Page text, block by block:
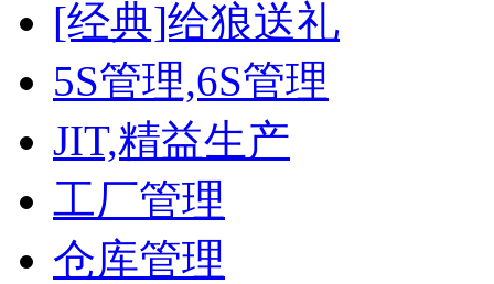
[经典]给狼送礼
5S管理,6S管理
JIT,精益生产
工厂管理
仓库管理